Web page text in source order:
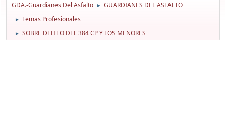
GDA.-Guardianes Del Asfalto ► GUARDIANES DEL ASFALTO
► Temas Profesionales
► SOBRE DELITO DEL 384 CP Y LOS MENORES